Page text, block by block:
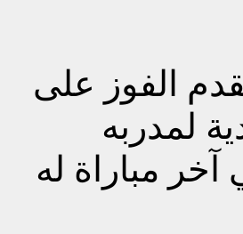
الفوز على
لمدربه
مباراة له